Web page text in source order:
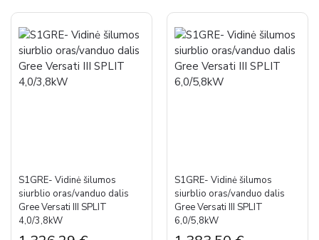
S1GRE- Vidinė šilumos
siurblio oras/vanduo dalis
Gree Versati III SPLIT
4,0/3,8kW
S1GRE- Vidinė šilumos
siurblio oras/vanduo dalis
Gree Versati III SPLIT
6,0/5,8kW